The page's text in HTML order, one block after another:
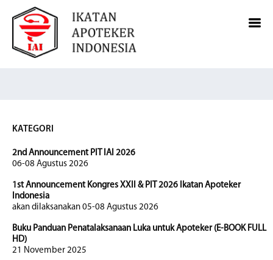
KATEGORI
2nd Announcement PIT IAI 2026
06-08 Agustus 2026
1st Announcement Kongres XXII & PIT 2026 Ikatan Apoteker
Indonesia
akan dilaksanakan 05-08 Agustus 2026
Buku Panduan Penatalaksanaan Luka untuk Apoteker (E-BOOK FULL
HD)
21 November 2025